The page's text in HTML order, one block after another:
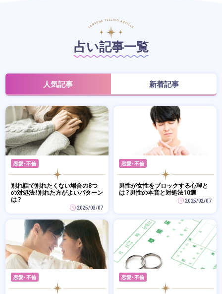
占い記事一覧
人気記事 新着記事
恋愛・不倫
別れ話で別れたくない場合の8つ
の対処法！別れた方がよいパターン
は？
2025/03/07
恋愛・不倫
男性が女性をブロックする心理と
は？男性の本音と対処法10選
2025/02/07
恋愛・不倫 恋愛・不倫